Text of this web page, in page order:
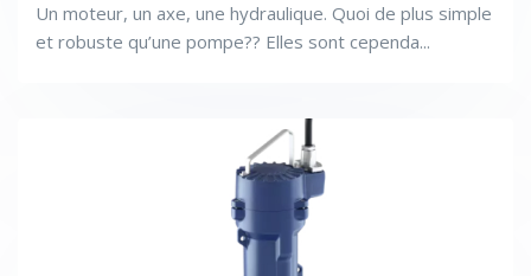
Un moteur, un axe, une hydraulique. Quoi de plus simple
et robuste qu’une pompe?? Elles sont cependa...